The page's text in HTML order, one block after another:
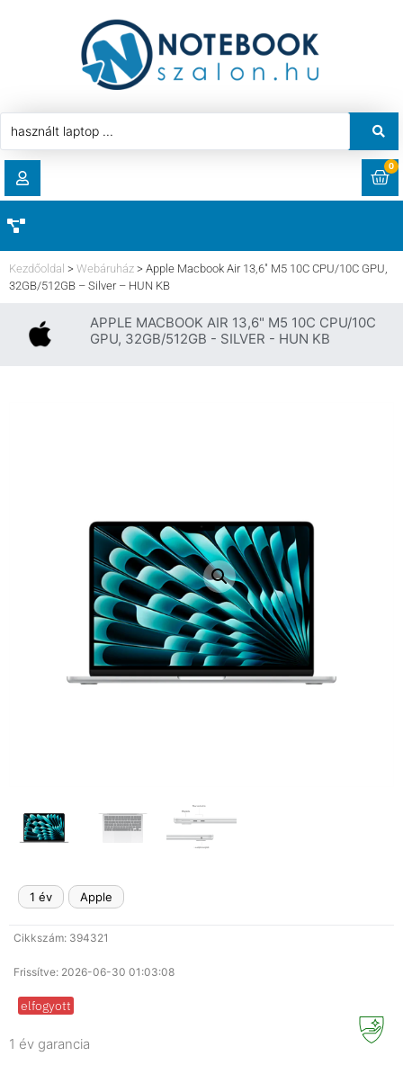
LETÖLTÉSEK
CÍMEK
0
HASZNÁLT LAPTOP
AKCIÓ
Kezdőoldal > Webáruház > Apple Macbook Air 13,6″ M5 10C CPU/10C GPU,
32GB/512GB – Silver – HUN KB
APPLE MACBOOK AIR 13,6" M5 10C CPU/10C
GPU, 32GB/512GB - SILVER - HUN KB
1 év Apple
Cikkszám: 394321
Frissítve: 2026-06-30 01:03:08
elfogyott
1 év garancia